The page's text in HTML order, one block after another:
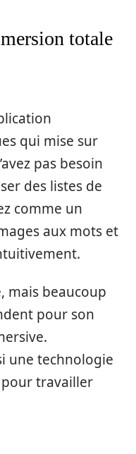
totale
qui mise sur
pas besoin
des listes de
comme un
aux mots et
mais beaucoup
pour son
une technologie
pour travailler